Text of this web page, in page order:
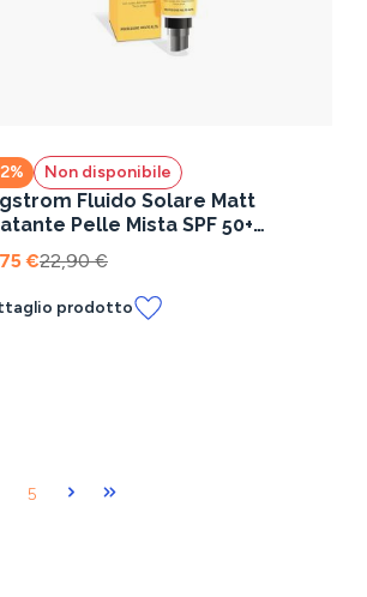
Non disponibile
Fluido Solare Matt
Pelle Mista SPF 50+
Viso 40 ml
€22,90 €
prodotto
Pagina
5